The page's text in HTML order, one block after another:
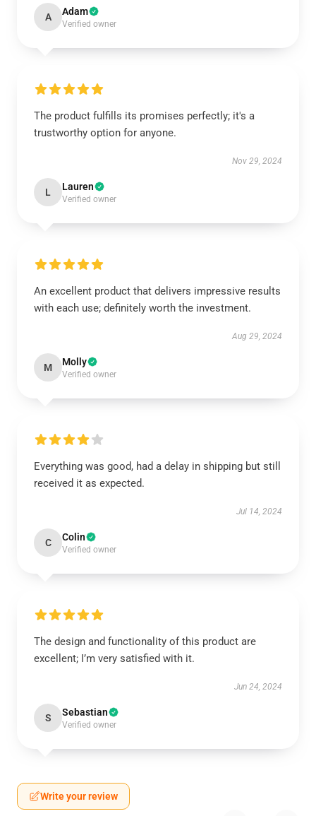
A Adam
Verified owner
The product fulfills its promises perfectly; it's a
trustworthy option for anyone.
Nov 29, 2024
L Lauren
Verified owner
An excellent product that delivers impressive results
with each use; definitely worth the investment.
Aug 29, 2024
M Molly
Verified owner
Everything was good, had a delay in shipping but still
received it as expected.
Jul 14, 2024
C Colin
Verified owner
The design and functionality of this product are
excellent; I’m very satisfied with it.
Jun 24, 2024
S Sebastian
Verified owner
Write your review